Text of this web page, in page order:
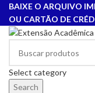
BAIXE O ARQUIVO
OU CARTÃO DE
Select category
Search